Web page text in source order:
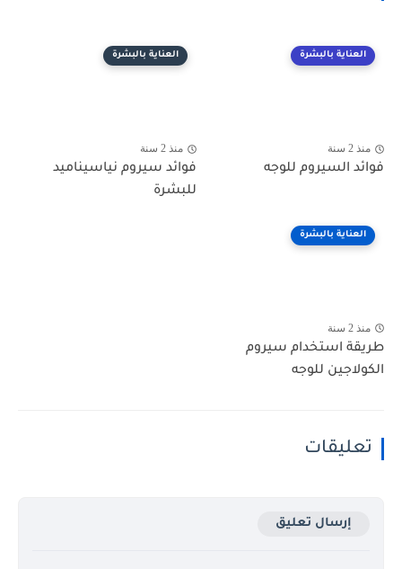
العناية بالبشرة
منذ 2 سنة
فوائد السيروم للوجه
العناية بالبشرة
منذ 2 سنة
فوائد سيروم نياسيناميد
للبشرة
العناية بالبشرة
منذ 2 سنة
طريقة استخدام سيروم
الكولاجين للوجه
تعليقات
إرسال تعليق